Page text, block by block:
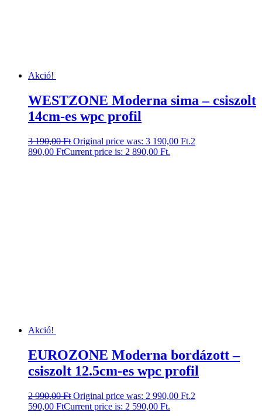
Akció!
WESTZONE Moderna sima – csiszolt
14cm-es wpc profil
3 190,00Ft Original price was: 3 190,00 Ft.2
890,00 FtCurrent price is: 2 890,00 Ft.
Akció!
EUROZONE Moderna bordázott –
csiszolt 12.5cm-es wpc profil
2 990,00Ft Original price was: 2 990,00 Ft.2
590,00 FtCurrent price is: 2 590,00 Ft.